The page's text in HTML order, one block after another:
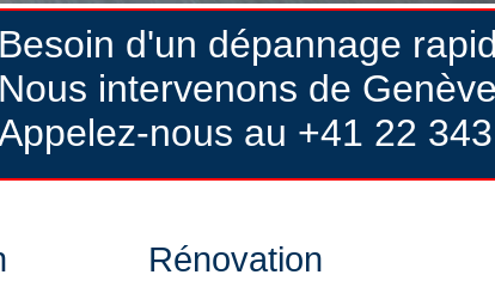
Besoin d'un dépannage
Nous intervenons de
nous au +41 22
Rénovation